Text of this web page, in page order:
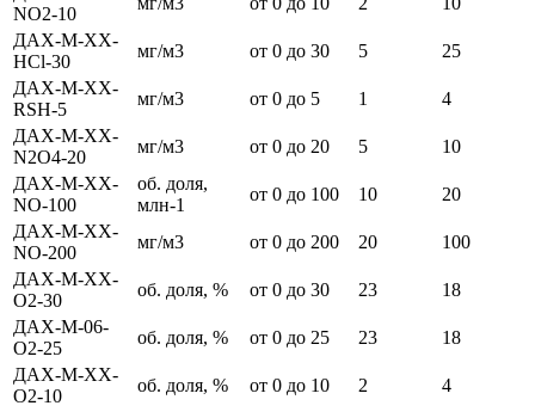
NO2-10
ДАХ-М-ХХ-
HCl-30
мг/м3 от 0 до 30 5
25
ДАХ-М-ХХ-
RSH-5
мг/м3 от 0 до 5 1
4
ДАХ-М-ХХ-
N2O4-20
мг/м3 от 0 до 20 5
10
ДАХ-М-ХХ-
NO-100
об. доля,
млн-1
от 0 до 100 10
20
ДАХ-М-ХХ-
NO-200
мг/м3 от 0 до 200 20
100
ДАХ-М-ХХ-
O2-30
об. доля, % от 0 до 30 23
18
ДАХ-М-06-
O2-25
об. доля, % от 0 до 25 23
18
ДАХ-М-ХХ-
O2-10
об. доля, % от 0 до 10 2 4